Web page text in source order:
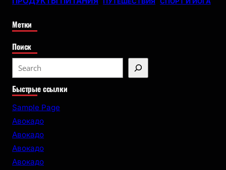
Метки
Поиск
e
a
r
Быстрые ссылки
Sample Page
Авокадо
Авокадо
Авокадо
Авокадо